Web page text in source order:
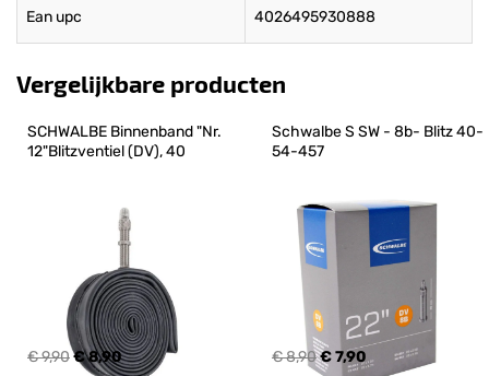
Ean upc 4026495930888
Vergelijkbare producten
SCHWALBE Binnenband "Nr.
12"Blitzventiel (DV), 40
€ 9,90€ 8,90
Schwalbe S SW - 8b- Blitz 40-
54-457
€ 8,90€ 7,90